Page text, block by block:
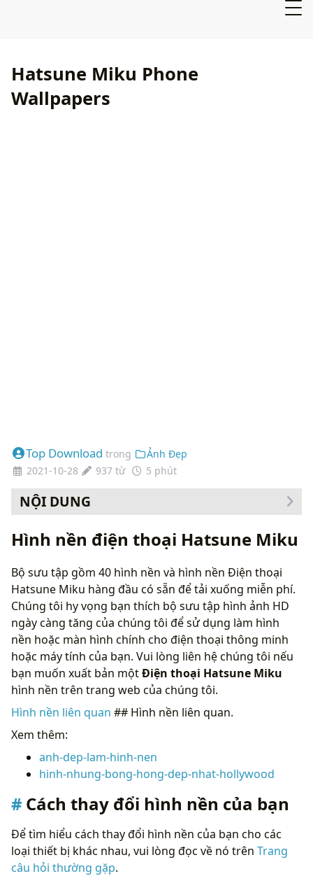
Hatsune Miku Phone
Wallpapers
Top Download trong
Ảnh Đẹp
2021-10-28
937 từ 5 phút
NỘI DUNG
Hình nền điện thoại Hatsune Miku
Bộ sưu tập gồm 40 hình nền và hình nền Điện thoại
Hatsune Miku hàng đầu có sẵn để tải xuống miễn phí.
Chúng tôi hy vọng bạn thích bộ sưu tập hình ảnh HD
ngày càng tăng của chúng tôi để sử dụng làm hình
nền hoặc màn hình chính cho điện thoại thông minh
hoặc máy tính của bạn. Vui lòng liên hệ chúng tôi nếu
bạn muốn xuất bản mộtĐiện thoại Hatsune Miku
hình nền trên trang web của chúng tôi.
Hình nền liên quan ## Hình nền liên quan.
Xem thêm:
anh-dep-lam-hinh-nen
hinh-nhung-bong-hong-dep-nhat-hollywood
Cách thay đổi hình nền của bạn
Để tìm hiểu cách thay đổi hình nền của bạn cho các
loại thiết bị khác nhau, vui lòng đọc về nó trên Trang
câu hỏi thường gặp.